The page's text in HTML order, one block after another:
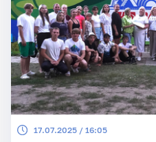
17.07.2025 / 16:05